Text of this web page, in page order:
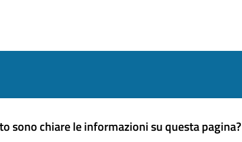
sono chiare le informazioni su questa pagina?